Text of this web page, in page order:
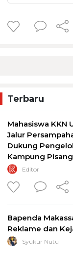
Terbaru
Mahasiswa KKN
Jalur
Dukung
Kampung Pisang
Editor
Bapenda
Reklame dan
Syukur Nutu